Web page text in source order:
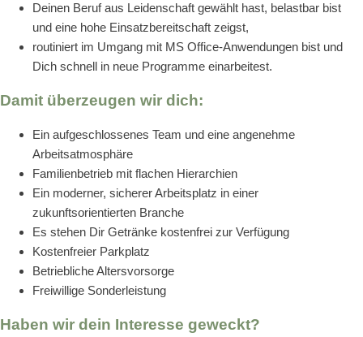
Deinen Beruf aus Leidenschaft gewählt hast, belastbar bist
und eine hohe Einsatzbereitschaft zeigst,
routiniert im Umgang mit MS Office-Anwendungen bist und
Dich schnell in neue Programme einarbeitest.
Damit überzeugen wir dich:
Ein aufgeschlossenes Team und eine angenehme
Arbeitsatmosphäre
Familienbetrieb mit flachen Hierarchien
Ein moderner, sicherer Arbeitsplatz in einer
zukunftsorientierten Branche
Es stehen Dir Getränke kostenfrei zur Verfügung
Kostenfreier Parkplatz
Betriebliche Altersvorsorge
Freiwillige Sonderleistung
Haben wir dein Interesse geweckt?